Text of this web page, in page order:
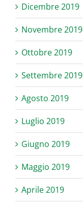
Dicembre 2019
Novembre 2019
Ottobre 2019
Settembre 2019
Agosto 2019
Luglio 2019
Giugno 2019
Maggio 2019
Aprile 2019